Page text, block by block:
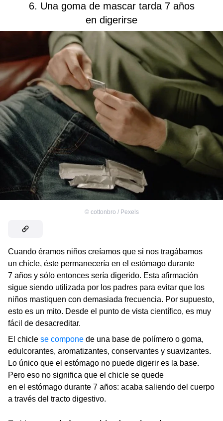
6. Una goma de mascar tarda 7 años
en digerirse
© cottonbro / Pexels
Cuando éramos niños creíamos que si nos tragábamos
un chicle, éste permanecería en el estómago durante
7 años y sólo entonces sería digerido. Esta afirmación
sigue siendo utilizada por los padres para evitar que los
niños mastiquen con demasiada frecuencia. Por supuesto,
esto es un mito. Desde el punto de vista científico, es muy
fácil de desacreditar.
El chicle se compone de una base de polímero o goma,
edulcorantes, aromatizantes, conservantes y suavizantes.
Lo único que el estómago no puede digerir es la base.
Pero eso no significa que el chicle se quede
en el estómago durante 7 años: acaba saliendo del cuerpo
a través del tracto digestivo.